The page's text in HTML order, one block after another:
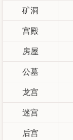
矿洞
宫殿
房屋
公墓
龙宫
迷宫
后宫